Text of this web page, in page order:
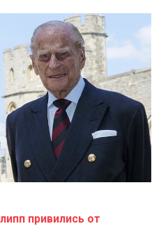
за повышенного риска на
пожарных, которые
и
привились от